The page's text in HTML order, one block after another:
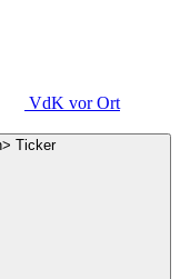
VdK vor Ort
Ticker